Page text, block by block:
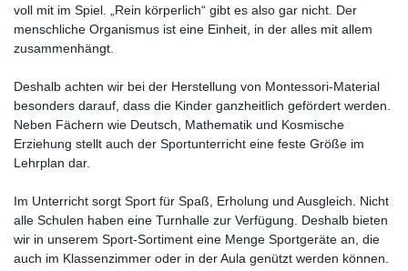
voll mit im Spiel. „Rein körperlich“ gibt es also gar nicht. Der
menschliche Organismus ist eine Einheit, in der alles mit allem
zusammenhängt.
Deshalb achten wir bei der Herstellung von Montessori-Material
besonders darauf, dass die Kinder ganzheitlich gefördert werden.
Neben Fächern wie Deutsch, Mathematik und Kosmische
Erziehung stellt auch der Sportunterricht eine feste Größe im
Lehrplan dar.
Im Unterricht sorgt Sport für Spaß, Erholung und Ausgleich. Nicht
alle Schulen haben eine Turnhalle zur Verfügung. Deshalb bieten
wir in unserem Sport-Sortiment eine Menge Sportgeräte an, die
auch im Klassenzimmer oder in der Aula genützt werden können.